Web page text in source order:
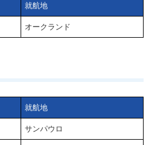
就航地
オークランド
就航地
サンパウロ